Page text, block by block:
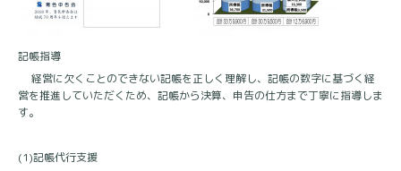
記帳指導
経営に欠くことのできない記帳を正しく理解し、記帳の数字に基づく経
営を推進していただくため、記帳から決算、申告の仕方まで丁寧に指導しま
す。
(1)記帳代行支援